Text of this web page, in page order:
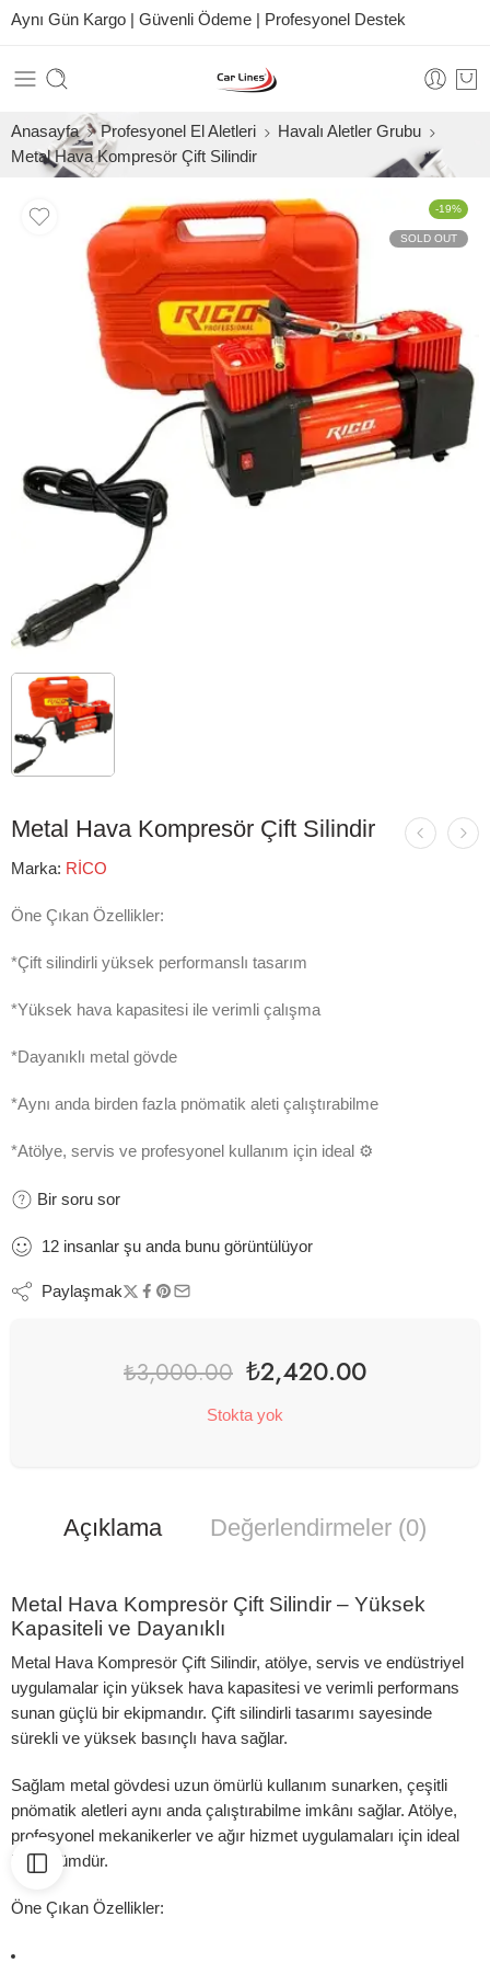
Aynı Gün Kargo | Güvenli Ödeme | Profesyonel Destek
Anasayfa Profesyonel El Aletleri
Havalı Aletler Grubu
Metal Hava Kompresör Çift Silindir
-19%
SOLD OUT
Metal Hava Kompresör Çift Silindir
Marka: RİCO
Öne Çıkan Özellikler:
*Çift silindirli yüksek performanslı tasarım
*Yüksek hava kapasitesi ile verimli çalışma
*Dayanıklı metal gövde
*Aynı anda birden fazla pnömatik aleti çalıştırabilme
*Atölye, servis ve profesyonel kullanım için ideal ⚙️
Bir soru sor
12 insanlar şu anda bunu görüntülüyor
Paylaşmak
₺3,000.00 ₺2,420.00
Stokta yok
Açıklama Değerlendirmeler (0)
Metal Hava Kompresör Çift Silindir – Yüksek
Kapasiteli ve Dayanıklı
Metal Hava Kompresör Çift Silindir, atölye, servis ve endüstriyel
uygulamalar için yüksek hava kapasitesi ve verimli performans
sunan güçlü bir ekipmandır. Çift silindirli tasarımı sayesinde
sürekli ve yüksek basınçlı hava sağlar.
Sağlam metal gövdesi uzun ömürlü kullanım sunarken, çeşitli
pnömatik aletleri aynı anda çalıştırabilme imkânı sağlar. Atölye,
profesyonel mekanikerler ve ağır hizmet uygulamaları için ideal
bir çözümdür.
Öne Çıkan Özellikler: